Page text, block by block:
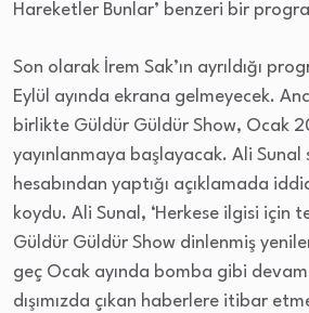
Hareketler Bunlar’ benzeri bir
Son olarak İrem Sak’ın ayrıldığı
Eylül ayında ekrana gelmeyecek.
birlikte Güldür Güldür Show, Ocak
yayınlanmaya başlayacak. Ali Sunal
hesabından yaptığı açıklamada
koydu. Ali Sunal, ‘Herkese ilgisi için
Güldür Güldür Show dinlenmiş
geç Ocak ayında bomba gibi
dışımızda çıkan haberlere itibar